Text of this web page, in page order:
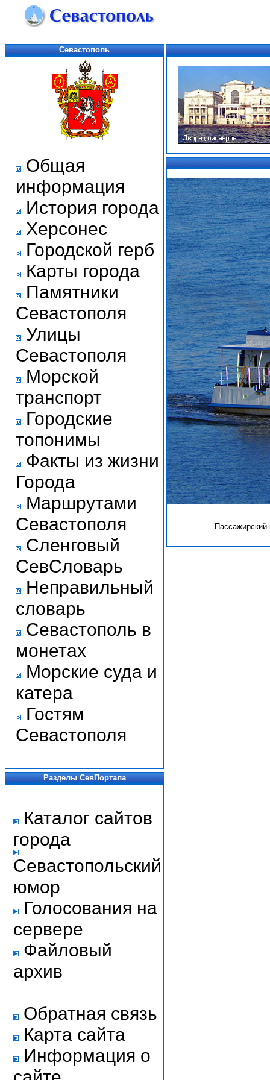
Севастополь
Общая
информация
История города
Херсонес
Городской герб
Карты города
Памятники
Севастополя
Улицы
Севастополя
Морской
транспорт
Городские
топонимы
Факты из жизни
Города
Маршрутами
Севастополя
Сленговый
СевСловарь
Неправильный
словарь
Севастополь в
монетах
Морские суда и
катера
Гостям
Севастополя
Разделы СевПортала
Каталог сайтов
города
Севастопольский
юмор
Голосования на
сервере
Файловый
архив
Обратная связь
Карта сайта
Информация о